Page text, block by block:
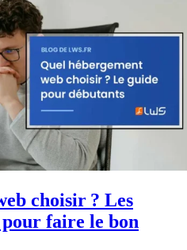
choisir ? Les
pour faire le bon